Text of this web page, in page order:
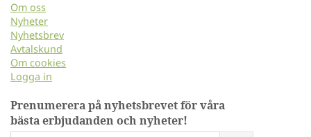
Om oss
Nyheter
Nyhetsbrev
Avtalskund
Om cookies
Logga in
Prenumerera på nyhetsbrevet för våra
bästa erbjudanden och nyheter!